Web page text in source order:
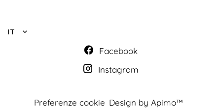
IT
Facebook
Instagram
Preferenze cookie Design by Apimo™